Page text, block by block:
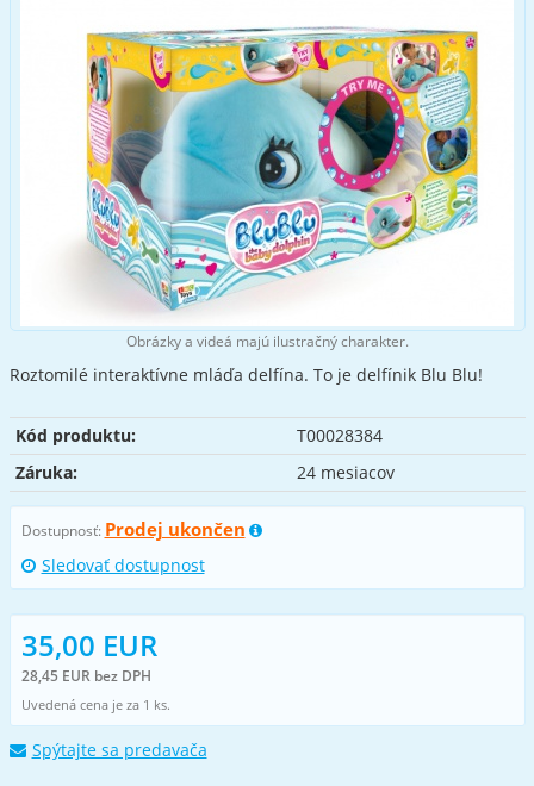
Obrázky a videá majú ilustračný charakter.
Roztomilé interaktívne mláďa delfína. To je delfínik Blu Blu!
Kód produktu:
T00028384
Záruka:
24 mesiacov
Dostupnosť: Prodej ukončen
Sledovať dostupnost
35,00 EUR
28,45 EUR bez DPH
Uvedená cena je za 1 ks.
Spýtajte sa predavača